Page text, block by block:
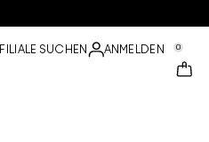
FILIALE SUCHEN ANMELDEN 0